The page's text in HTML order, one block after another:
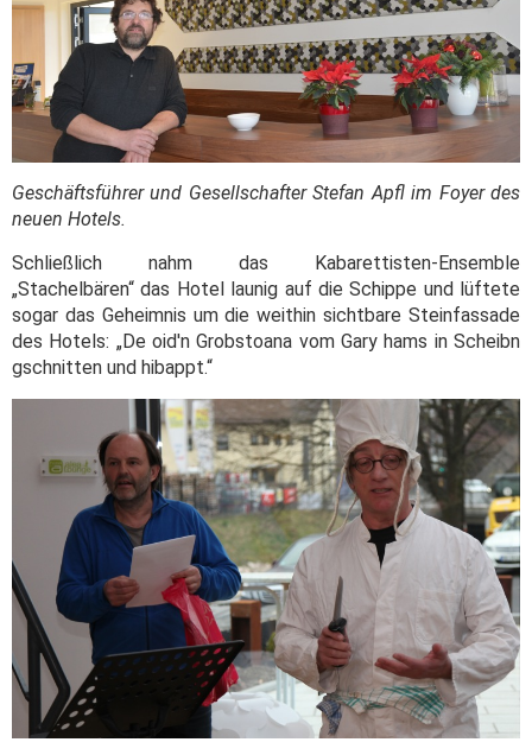
Geschäftsführer und Gesellschafter Stefan Apfl im Foyer des
neuen Hotels.
Schließlich nahm das Kabarettisten-Ensemble
„Stachelbären“ das Hotel launig auf die Schippe und lüftete
sogar das Geheimnis um die weithin sichtbare Steinfassade
des Hotels: „De oid'n Grobstoana vom Gary hams in Scheibn
gschnitten und hibappt.“